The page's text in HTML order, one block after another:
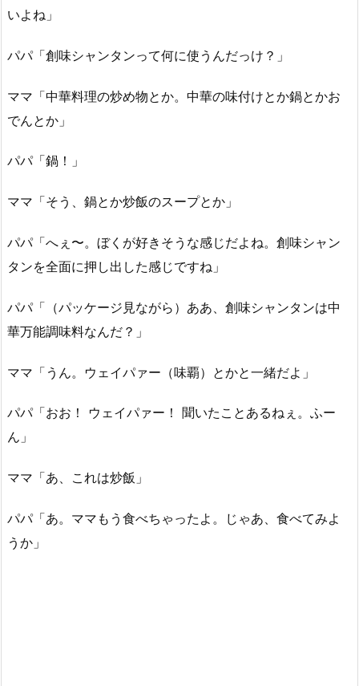
いよね」
パパ「創味シャンタンって何に使うんだっけ？」
ママ「中華料理の炒め物とか。中華の味付けとか鍋とかお
でんとか」
パパ「鍋！」
ママ「そう、鍋とか炒飯のスープとか」
パパ「へぇ〜。ぼくが好きそうな感じだよね。創味シャン
タンを全面に押し出した感じですね」
パパ「（パッケージ見ながら）ああ、創味シャンタンは中
華万能調味料なんだ？」
ママ「うん。ウェイパァー（味覇）とかと一緒だよ」
パパ「おお！ ウェイパァー！ 聞いたことあるねぇ。ふー
ん」
ママ「あ、これは炒飯」
パパ「あ。ママもう食べちゃったよ。じゃあ、食べてみよ
うか」